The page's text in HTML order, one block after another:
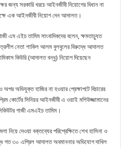
জন্য সরকারি খরচে আইনজীবী নিয়োগের বিধান না
পক্ষে এক আইনজীবী নিয়োগ দেন আদালত।
এম এইচ তামিম সাংবাদিকদের বলেন, ক্ষমতাচ্যুত
নেতা শাকিল আলম বুলবুলের বিরুদ্ধে আদালত
কিউরি (আদালত বন্ধু) নিয়োগ দিয়েছেন
অপর অভিযুক্ত হাজির না হওয়ার প্রেক্ষাপটে বিচারের
কোর্টের সিনিয়র আইনজীবী এ ওয়াই মশিউজ্জামানের
গাজী এমএইচ তামিম।
নিয়ে দেওয়া বক্তব্যের পরিপ্রেক্ষিতে শেখ হাসিনা ও
গত ৩০ এপ্রিল আদালত অবমাননার অভিযোগ দাখিল